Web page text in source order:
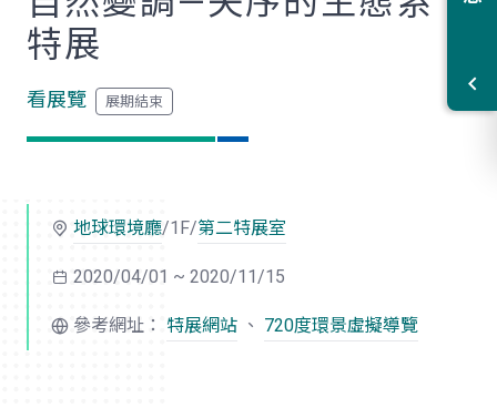
特展
看展覽
地球環境廳/1F/第二特展室
2020/04/01 ~ 2020/11/15
參考網址： 特展網站 、 720度環景虛擬導覽